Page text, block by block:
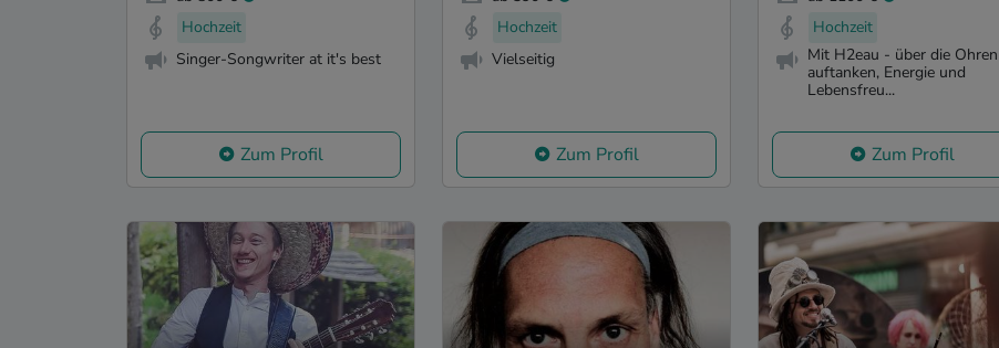
Hochzeit
Singer-Songwriter at it's best
Zum Profil
Hochzeit
Vielseitig
Zum Profil
Hochzeit
Mit H2eau - über die Ohren
auftanken, Energie und
Lebensfreu...
Zum Profil